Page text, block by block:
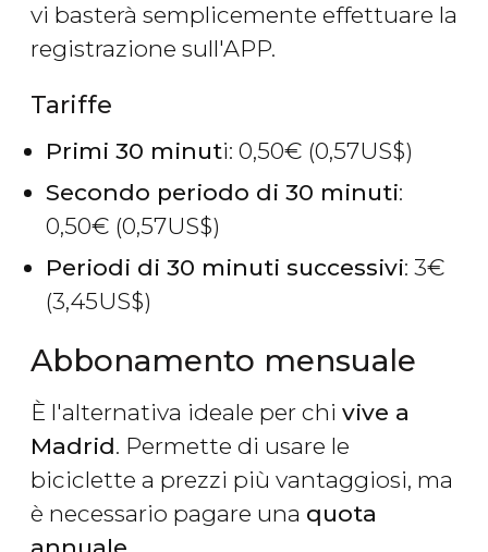
vi basterà semplicemente effettuare la
registrazione sull'APP.
Tariffe
Primi 30 minuti: 0,50€ (0,57US$)
Secondo periodo di 30 minuti:
0,50€ (0,57US$)
Periodi di 30 minuti successivi: 3€
(3,45US$)
Abbonamento mensuale
È l'alternativa ideale per chi vive a
Madrid. Permette di usare le
biciclette a prezzi più vantaggiosi, ma
è necessario pagare una quota